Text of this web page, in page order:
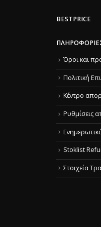
BESTPRICE
Όροι και
Πολιτική
Κέντρο
Ρυθμίσεις
Stoklist
Στοιχεία